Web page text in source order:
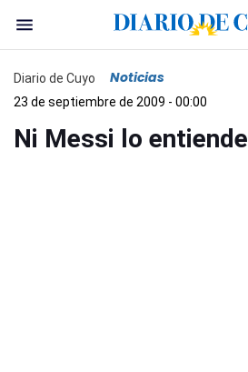
Diario de Cuyo Noticias
23 de septiembre de 2009 - 00:00
Ni Messi lo entiende